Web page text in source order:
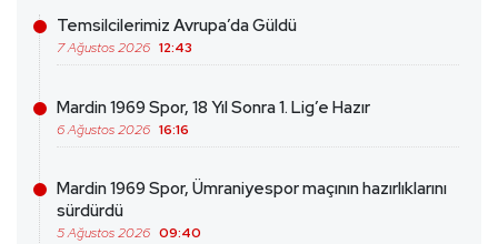
Temsilcilerimiz Avrupa’da Güldü
7 Ağustos 2026 12:43
Mardin 1969 Spor, 18 Yıl Sonra 1. Lig’e Hazır
6 Ağustos 2026 16:16
Mardin 1969 Spor, Ümraniyespor maçının hazırlıklarını
sürdürdü
5 Ağustos 2026 09:40